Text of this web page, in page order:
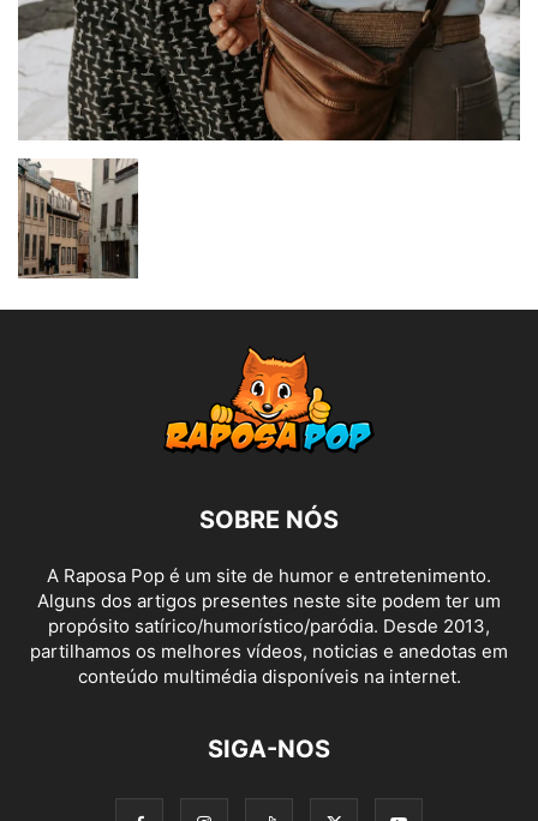
SOBRE NÓS
A Raposa Pop é um site de humor e entretenimento.
Alguns dos artigos presentes neste site podem ter um
propósito satírico/humorístico/paródia. Desde 2013,
partilhamos os melhores vídeos, noticias e anedotas em
conteúdo multimédia disponíveis na internet.
SIGA-NOS